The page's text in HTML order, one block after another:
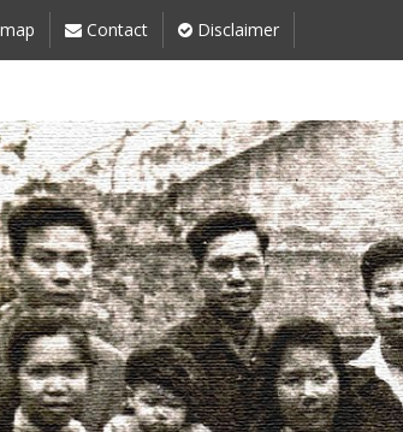
Contact Disclaimer